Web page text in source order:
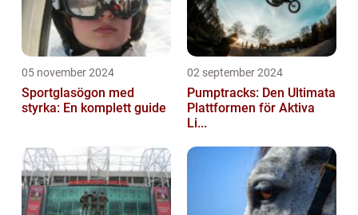
05 november 2024
Sportglasögon med
styrka: En komplett guide
02 september 2024
Pumptracks: Den Ultimata
Plattformen för Aktiva
Li...